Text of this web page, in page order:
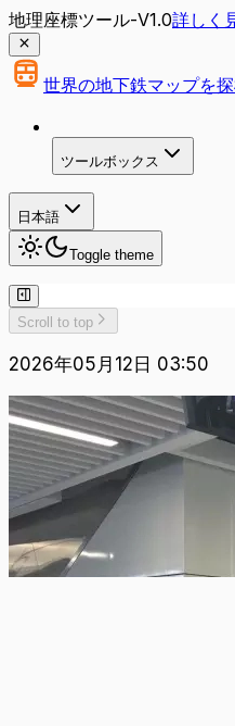
地理座標ツール-V1.0詳しく
世界の地下鉄マップを
ツールボックス
日本語
Toggle theme
Scroll to top
2026年05月12日 03:50